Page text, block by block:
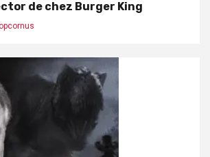
de chez Burger King